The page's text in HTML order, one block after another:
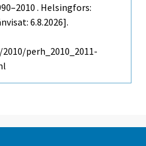
. Helsingfors:
6.8.2026].
perh_2010_2011-